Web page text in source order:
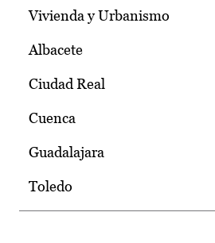
Vivienda y Urbanismo
Albacete
Ciudad Real
Cuenca
Guadalajara
Toledo